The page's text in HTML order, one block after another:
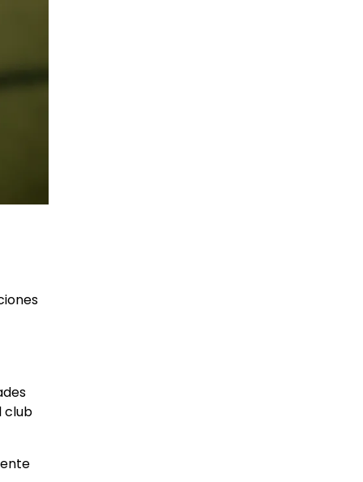
club